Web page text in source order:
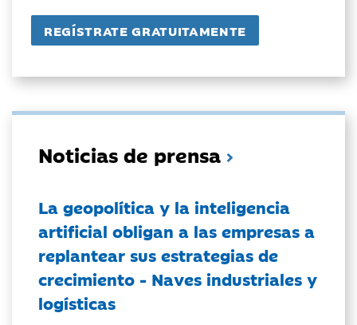
Noticias de prensa
La geopolítica y la inteligencia
artificial obligan a las empresas a
replantear sus estrategias de
crecimiento - Naves industriales y
logísticas